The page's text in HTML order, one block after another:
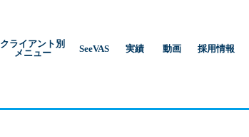
クライアント別
メニュー
SeeVAS 実績 動画 採用情報